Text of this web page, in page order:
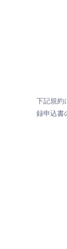
下記規約
録申込書